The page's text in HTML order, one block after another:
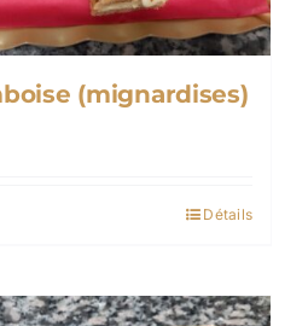
(mignardises)
Détails